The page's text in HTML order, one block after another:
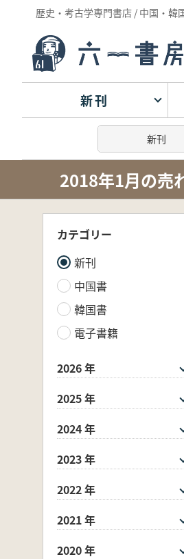
歴史・考古学専門書店 / 中国・韓
新刊
2018年1月の売
カテゴリー
新刊
中国書
韓国書
電子書籍
2026 年
2025 年
2024 年
2023 年
2022 年
2021 年
2020 年